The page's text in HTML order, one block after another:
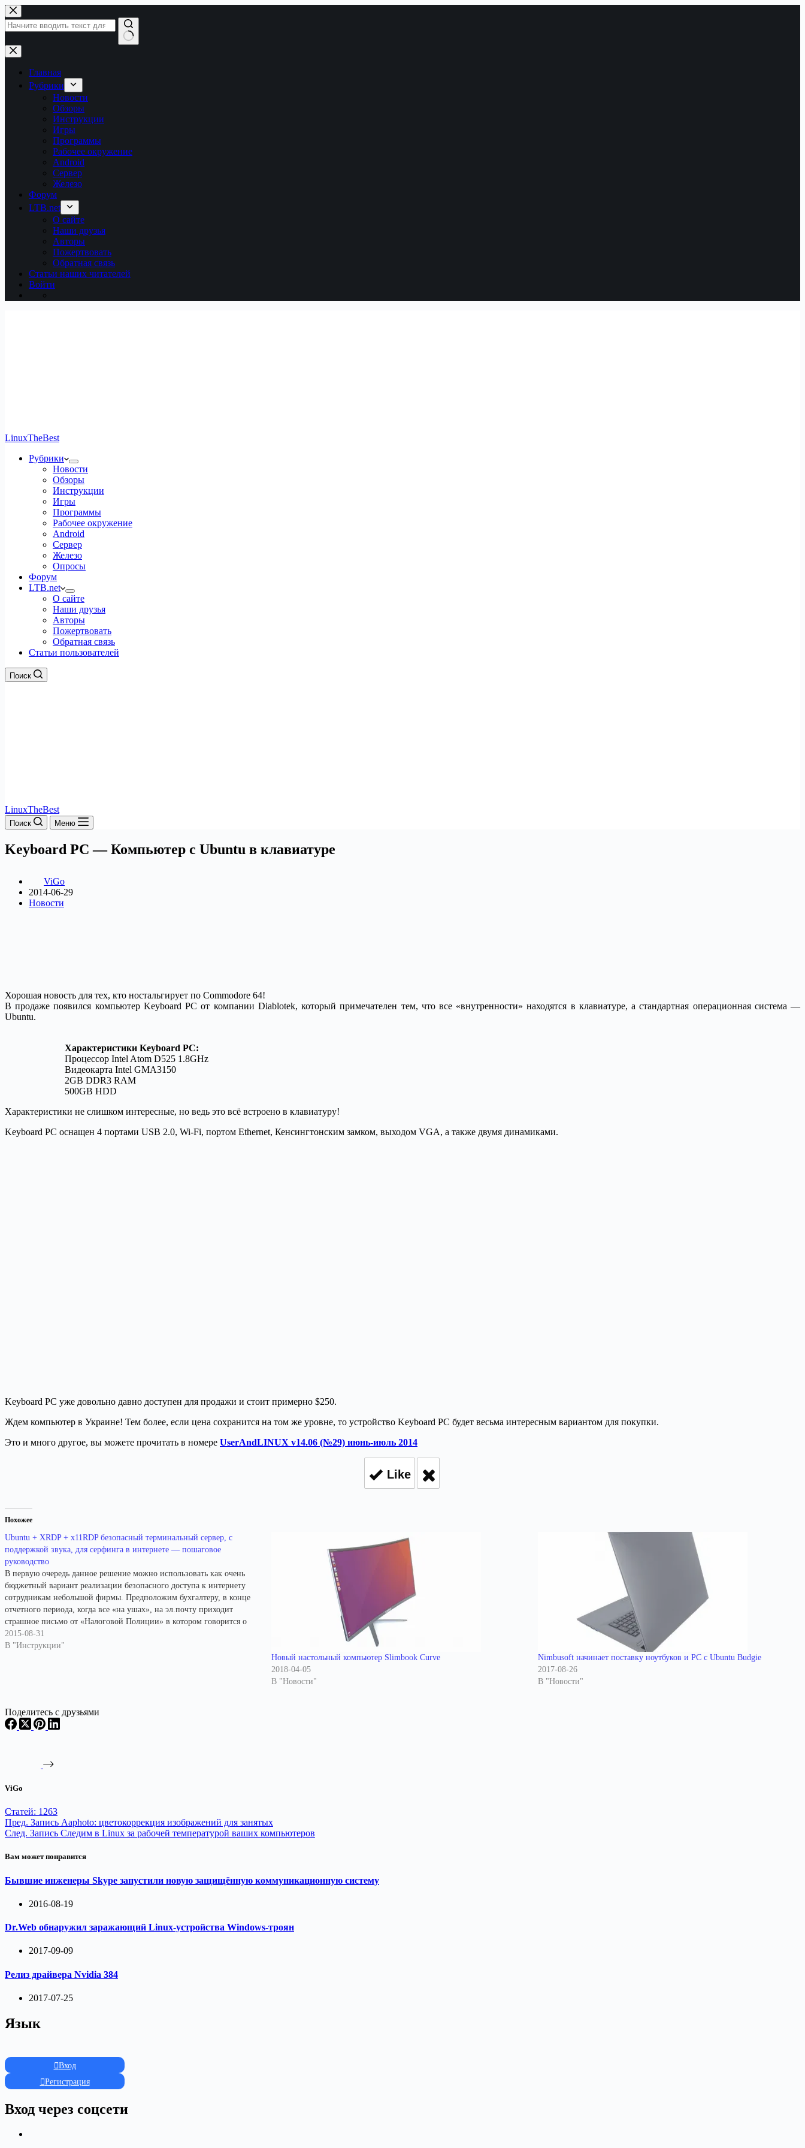
Перейти
к
сути
Ничего
не
найденоГлавная
Рубрики
Новости
Обзоры
Инструкции
Игры
Программы
Рабочее окружение
Android
Сервер
Железо
Форум
LTB.net
О сайте
Наши друзья
Авторы
Пожертвовать
Обратная связь
Статьи наших читателей
Войти
LinuxTheBest
Рубрики
Новости
Обзоры
Инструкции
Игры
Программы
Рабочее окружение
Android
Сервер
Железо
Опросы
Форум
LTB.net
О сайте
Наши друзья
Авторы
Пожертвовать
Обратная связь
Статьи пользователей
Поиск
LinuxTheBest
Поиск Меню
Keyboard PC — Компьютер с Ubuntu в клавиатуре
ViGo
2014-06-29
Новости
Хорошая новость для тех, кто ностальгирует по Commodore 64!
В продаже появился компьютер Keyboard PC от компании Diablotek, который примечателен тем, что все «внутренности» находятся в клавиатуре, а стандартная операционная система —
Ubuntu.
Характеристики Keyboard PC:
Процессор Intel Atom D525 1.8GHz
Видеокарта Intel GMA3150
2GB DDR3 RAM
500GB HDD
Характеристики не слишком интересные, но ведь это всё встроено в клавиатуру!
Keyboard PC оснащен 4 портами USB 2.0, Wi-Fi, портом Ethernet, Кенсингтонским замком, выходом VGA, а также двумя динамиками.
Keyboard PC уже довольно давно доступен для продажи и стоит примерно $250.
Ждем компьютер в Украине! Тем более, если цена сохранится на том же уровне, то устройство Keyboard PC будет весьма интересным вариантом для покупки.
Это и много другое, вы можете прочитать в номере UserAndLINUX v14.06 (№29) июнь-июль 2014
Like
Похожее
Ubuntu + XRDP + x11RDP безопасный терминальный сервер, с
поддержкой звука, для серфинга в интернете — пошаговое
руководство
В первую очередь данное решение можно использовать как очень
бюджетный вариант реализации безопасного доступа к интернету
сотрудникам небольшой фирмы. Предположим бухгалтеру, в конце
отчетного периода, когда все «на ушах», на эл.почту приходит
страшное письмо от «Налоговой Полиции» в котором говорится о
том, что её фирма попала под жуткую проверку и…
2015-08-31
В "Инструкции"
Новый настольный компьютер Slimbook Curve
2018-04-05
В "Новости"
Nimbusoft начинает поставку ноутбуков и PC с Ubuntu Budgie
2017-08-26
В "Новости"
Поделитесь с друзьями
ViGo
Статей: 1263
Пред. Запись Aaphoto: цветокоррекция изображений для занятых
След. Запись Следим в Linux за рабочей температурой ваших компьютеров
Вам может понравится
Бывшие инженеры Skype запустили новую защищённую коммуникационную систему
2016-08-19
Dr.Web обнаружил заражающий Linux-устройства Windows-троян
2017-09-09
Релиз драйвера Nvidia 384
2017-07-25
Язык
Вход
Регистрация
Вход через соцсети